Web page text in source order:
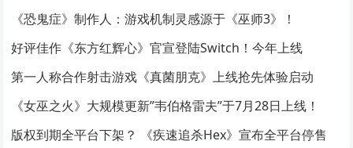
《恐鬼症》制作人：游戏机制灵感源于《巫师3》！
好评佳作《东方红辉心》官宣登陆Switch！今年上线
第一人称合作射击游戏《真菌朋克》上线抢先体验启动
《女巫之火》大规模更新”韦伯格雷夫”于7月28日上线！
版权到期全平台下架？ 《疾速追杀Hex》宣布全平台停售